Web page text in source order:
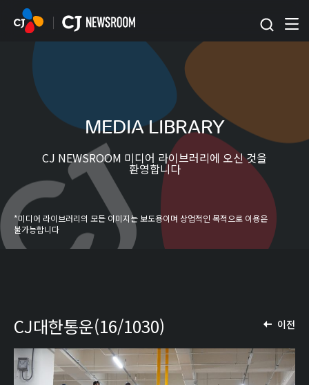
본문 바로가기
MEDIA LIBRARY
CJ NEWSROOM 미디어 라이브러리에 오신 것을
환영합니다
*미디어 라이브러리의 모든 이미지는 보도용이며 상업적인 목적으로 이용은
불가능합니다
이전
CJ대한통운(16/1030)